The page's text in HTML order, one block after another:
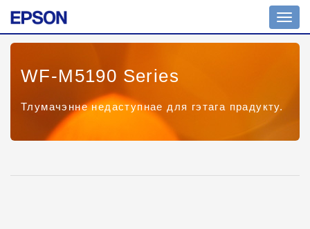
WF-M5190 Series
Тлумачэнне недаступнае для гэтага прадукту.